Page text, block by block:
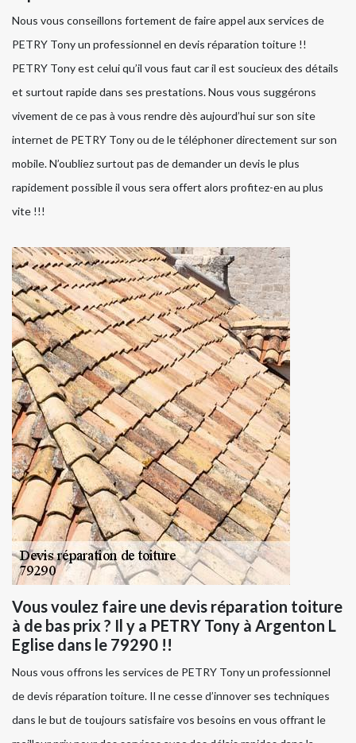
Nous vous conseillons fortement de faire appel aux services de
PETRY Tony un professionnel en devis réparation toiture !!
PETRY Tony est celui qu’il vous faut car il est soucieux des détails
et surtout rapide dans ses prestations. Nous vous suggérons
vivement de ce pas à vous rendre dès aujourd’hui sur son site
internet de PETRY Tony ou de le téléphoner directement sur son
mobile. N’oubliez surtout pas de demander un devis le plus
rapidement possible il vous sera offert alors profitez-en au plus
vite !!!
Vous voulez faire une devis réparation toiture
à de bas prix ? Il y a PETRY Tony à Argenton L
Eglise dans le 79290 !!
Nous vous offrons les services de PETRY Tony un professionnel
de devis réparation toiture. Il ne cesse d’innover ses techniques
dans le but de toujours satisfaire vos besoins en vous offrant le